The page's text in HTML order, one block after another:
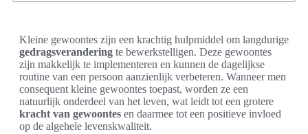
Kleine gewoontes zijn een krachtig hulpmiddel om langdurige
gedragsverandering te bewerkstelligen. Deze gewoontes
zijn makkelijk te implementeren en kunnen de dagelijkse
routine van een persoon aanzienlijk verbeteren. Wanneer men
consequent kleine gewoontes toepast, worden ze een
natuurlijk onderdeel van het leven, wat leidt tot een grotere
kracht van gewoontes en daarmee tot een positieve invloed
op de algehele levenskwaliteit.